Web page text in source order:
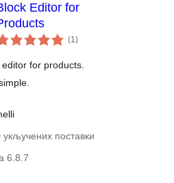
Editor for
(1укупних
оцена
)
for products.
поставки
6.8.7